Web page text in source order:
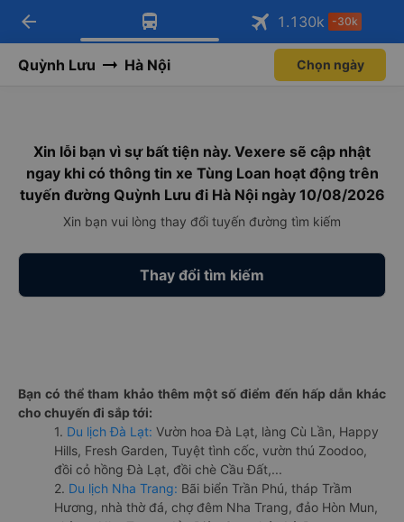
Tải app Vexere ngay!
Nhận ưu đãi thành viên độc
Mở app
Tải app Vexere
-30k/ghế khi đặt vé máy bay qua
Mở app
arrow_back 1.130k -30k
Quỳnh Lưu Hà Nội Chọn ngày
Xin lỗi bạn vì sự bất tiện này. Vexere sẽ cập nhật
ngay khi có thông tin xe Tùng Loan hoạt động trên
tuyến đường Quỳnh Lưu đi Hà Nội ngày 10/08/2026
Xin bạn vui lòng thay đổi tuyến đường tìm kiếm
Thay đổi tìm kiếm
Bạn có thể tham khảo thêm một số điểm đến hấp dẫn khác
cho chuyến đi sắp tới:
1. Du lịch Đà Lạt: Vườn hoa Đà Lạt, làng Cù Lần, Happy
Hills, Fresh Garden, Tuyệt tình cốc, vườn thú Zoodoo,
đồi cỏ hồng Đà Lạt, đồi chè Cầu Đất,...
2. Du lịch Nha Trang: Bãi biển Trần Phú, tháp Trầm
Hương, nhà thờ đá, chợ đêm Nha Trang, đảo Hòn Mun,